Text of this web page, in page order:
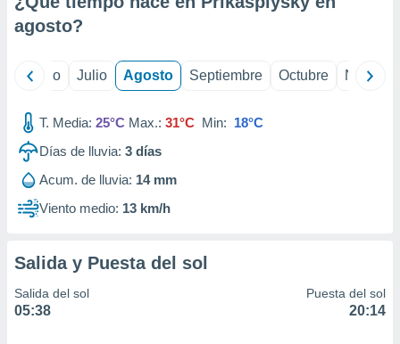
e
publicidad
publicidad
de
agosto?
Junio Julio Agosto Septiembre Octubre
T. Media: 25°C Max.: 31°C Min: 18°C
Días de lluvia: 3 días
Acum. de lluvia: 14 mm
Viento medio: 13 km/h
Salida y Puesta del sol
Salida del sol
05:38
Puesta del sol
20:14